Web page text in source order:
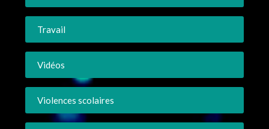
Travail
Vidéos
Violences scolaires